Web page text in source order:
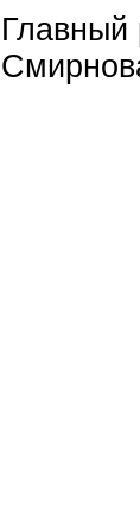
Главный